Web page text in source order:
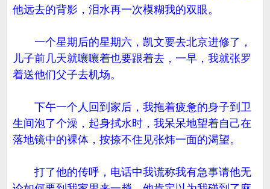
他远去的背影，泪水再一次模糊我的双眼。
一个星期后的星期六，凯文要去北京进修了，
儿子前几天就嚷嚷着也要跟着去，一早，我就张罗
着送他们父子去机场。
下午一个人回到家后，我拖着疲惫的身子到卫
生间泡了个澡，起身拭水时，我呆呆地望着自己在
落地镜中的裸体，按捺不住见张炜一面的渴望。
打了他的传呼，电话中我谎称我有急事请他无